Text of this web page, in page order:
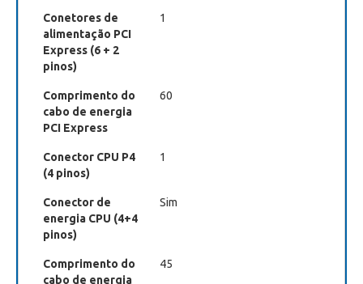
Conetores de
alimentação PCI
Express (6 + 2
pinos)
1
Comprimento do
cabo de energia
PCI Express
60
Conector CPU P4
(4 pinos)
1
Conector de
energia CPU (4+4
pinos)
Sim
Comprimento do
cabo de energia
45